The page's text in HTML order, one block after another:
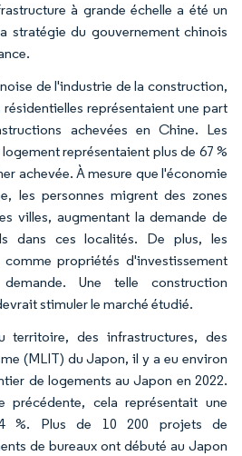
à grande échelle a été un
stratégie du gouvernement chinois
de l'industrie de la construction,
résidentielles représentaient une part
achevées en Chine. Les
représentaient plus de 67 %
achevée. À mesure que l'économie
les personnes migrent des zones
villes, augmentant la demande de
dans ces localités. De plus, les
propriétés d'investissement
Une telle construction
stimuler le marché étudié.
territoire, des infrastructures, des
(MLIT) du Japon, il y a eu environ
de logements au Japon en 2022.
précédente, cela représentait une
%. Plus de 10 200 projets de
de bureaux ont débuté au Japon